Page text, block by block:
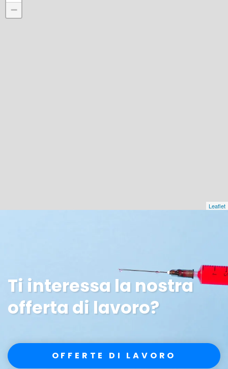
−
Leaflet
Ti interessa la nostra
offerta di lavoro?
OFFERTE DI LAVORO